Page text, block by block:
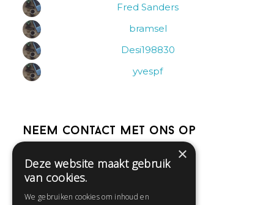
Fred Sanders
bramsel
Desi198830
yvespf
Neem contact met ons op
Help
Contact
×
Deze website maakt gebruik
van cookies.
We gebruiken cookies om inhoud en